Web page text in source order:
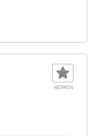
MERKEN